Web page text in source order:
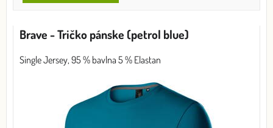
Brave - Tričko pánske (petrol blue)
Single Jersey, 95 % bavlna 5 % Elastan